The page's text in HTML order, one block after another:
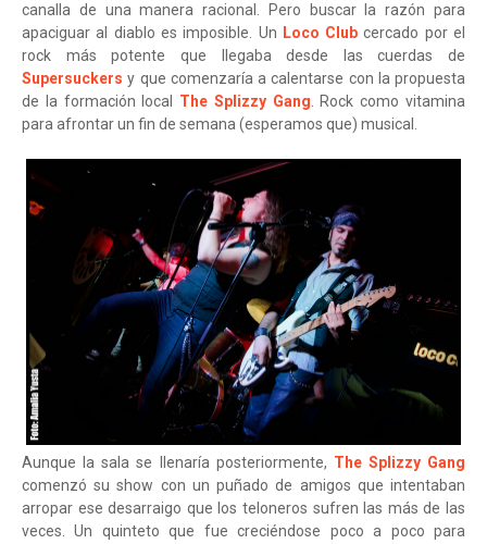
canalla de una manera racional. Pero buscar la razón para
apaciguar al diablo es imposible. Un Loco Club cercado por el
rock más potente que llegaba desde las cuerdas de
Supersuckers y que comenzaría a calentarse con la propuesta
de la formación local The Splizzy Gang. Rock como vitamina
para afrontar un fin de semana (esperamos que) musical.
Aunque la sala se llenaría posteriormente, The Splizzy Gang
comenzó su show con un puñado de amigos que intentaban
arropar ese desarraigo que los teloneros sufren las más de las
veces. Un quinteto que fue creciéndose poco a poco para